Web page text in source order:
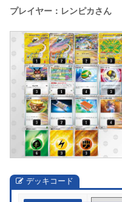
プレイヤー：レンピカさん
デッキコード